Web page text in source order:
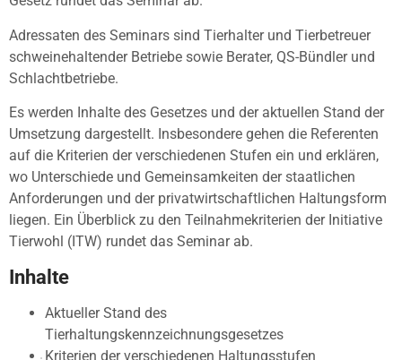
Adressaten des Seminars sind Tierhalter und Tierbetreuer
schweinehaltender Betriebe sowie Berater, QS-Bündler und
Schlachtbetriebe.
Es werden Inhalte des Gesetzes und der aktuellen Stand der
Umsetzung dargestellt. Insbesondere gehen die Referenten
auf die Kriterien der verschiedenen Stufen ein und erklären,
wo Unterschiede und Gemeinsamkeiten der staatlichen
Anforderungen und der privatwirtschaftlichen Haltungsform
liegen. Ein Überblick zu den Teilnahmekriterien der Initiative
Tierwohl (ITW) rundet das Seminar ab.
Inhalte
Aktueller Stand des
Tierhaltungskennzeichnungsgesetzes
Kriterien der verschiedenen Haltungsstufen